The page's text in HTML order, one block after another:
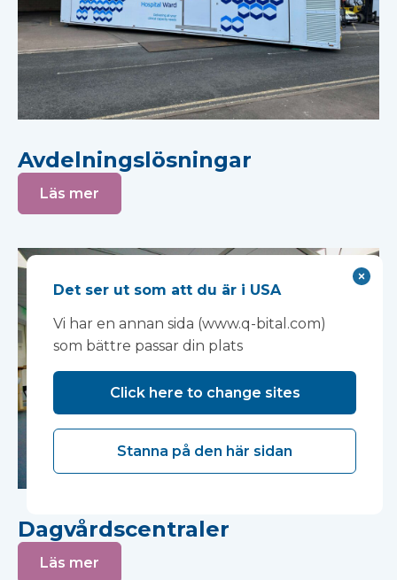
Avdelningslösningar
Läs mer
Dagvårdscentraler
Läs mer
Det ser ut som att du är i USA
Vi har en annan sida (www.q-bital.com)
som bättre passar din plats
Click here to change sites
Stanna på den här sidan